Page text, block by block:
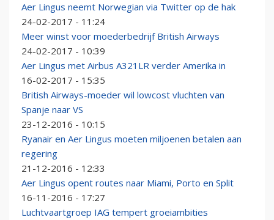
Aer Lingus neemt Norwegian via Twitter op de hak
24-02-2017 - 11:24
Meer winst voor moederbedrijf British Airways
24-02-2017 - 10:39
Aer Lingus met Airbus A321LR verder Amerika in
16-02-2017 - 15:35
British Airways-moeder wil lowcost vluchten van
Spanje naar VS
23-12-2016 - 10:15
Ryanair en Aer Lingus moeten miljoenen betalen aan
regering
21-12-2016 - 12:33
Aer Lingus opent routes naar Miami, Porto en Split
16-11-2016 - 17:27
Luchtvaartgroep IAG tempert groeiambities